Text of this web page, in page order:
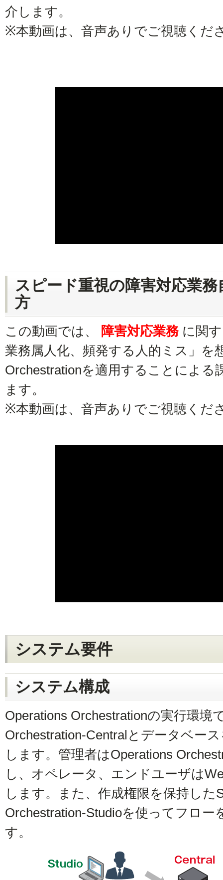
介します。
※本動画は、音声ありでご視聴くだ
スピード重視の障害対応業
方
この動画では、 障害対応業務 に関
業務属人化、頻発する人的ミス」を
Orchestrationを適用することによる
ます。
※本動画は、音声ありでご視聴くだ
システム要件
システム構成
Operations Orchestrationの実行環境
Orchestration-Centralとデータベー
します。管理者はOperations
し、オペレータ、エンドユーザは
します。また、作成権限を保持した
Orchestration-Studioを使ってフロ
す。